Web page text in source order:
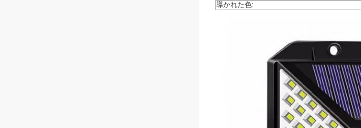
導かれた色: